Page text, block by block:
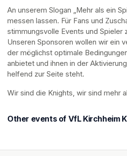
An unserem Slogan „Mehr als ein
messen lassen. Für Fans und
stimmungsvolle Events und Spieler
Unseren Sponsoren wollen wir ein
der möglichst optimale
anbietet und ihnen in der
helfend zur Seite steht.
Wir sind die Knights, wir sind mehr
Other events of VfL Kirchheim